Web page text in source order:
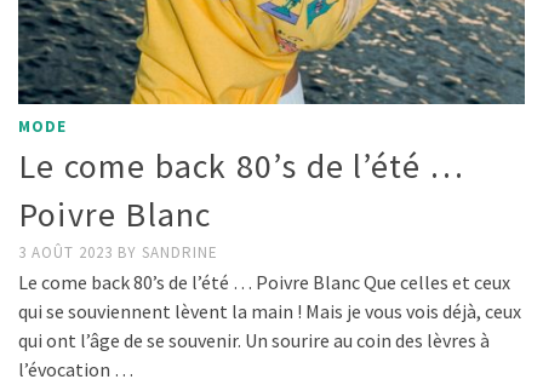
MODE
Le come back 80’s de l’été …
Poivre Blanc
3 AOÛT 2023 BY SANDRINE
Le come back 80’s de l’été … Poivre Blanc Que celles et ceux
qui se souviennent lèvent la main ! Mais je vous vois déjà, ceux
qui ont l’âge de se souvenir. Un sourire au coin des lèvres à
l’évocation …